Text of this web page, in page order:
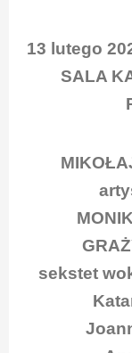
13 lutego
SALA
sekstet